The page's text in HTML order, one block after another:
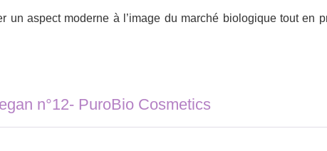
un aspect moderne à l’image du marché biologique tout en
n°12- PuroBio Cosmetics